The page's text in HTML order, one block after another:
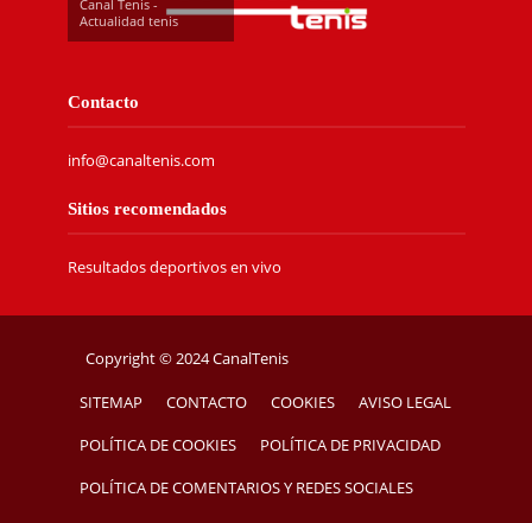
Canal Tenis -
Actualidad tenis
Contacto
info@canaltenis.com
Sitios recomendados
Resultados deportivos en vivo
Copyright © 2024 CanalTenis
SITEMAP CONTACTO COOKIES AVISO LEGAL
POLÍTICA DE COOKIES POLÍTICA DE PRIVACIDAD
POLÍTICA DE COMENTARIOS Y REDES SOCIALES